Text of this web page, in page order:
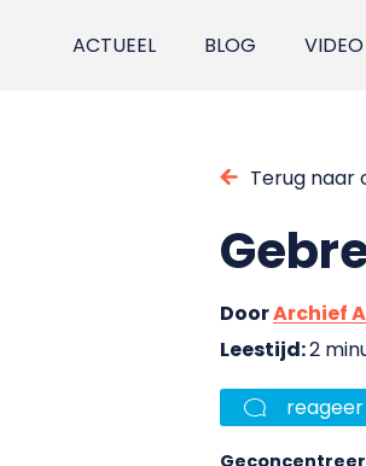
ACTUEEL BLOG VIDEO
Terug naar
DoorArchief
Leestijd:2
reageer